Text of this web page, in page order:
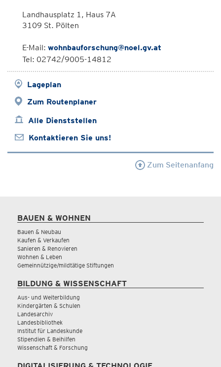
Landhausplatz 1, Haus 7A
3109 St. Pölten
E-Mail: wohnbauforschung@noel.gv.at
Tel: 02742/9005-14812
Lageplan
Zum Routenplaner
Alle Dienststellen
Kontaktieren Sie uns!
Zum Seitenanfang
BAUEN & WOHNEN
Bauen & Neubau
Kaufen & Verkaufen
Sanieren & Renovieren
Wohnen & Leben
Gemeinnützige/mildtätige Stiftungen
BILDUNG & WISSENSCHAFT
Aus- und Weiterbildung
Kindergärten & Schulen
Landesarchiv
Landesbibliothek
Institut für Landeskunde
Stipendien & Beihilfen
Wissenschaft & Forschung